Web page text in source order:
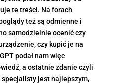
te treści. Na forach
też są odmienne i
samodzielnie ocenić czy
czy kupić je na
podał nam więc
a ostatnie zdanie czyli
specjalisty jest najlepszym,